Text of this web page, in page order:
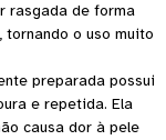
rasgada de forma
o uso muito
preparada possui
e repetida. Ela
causa dor à pele